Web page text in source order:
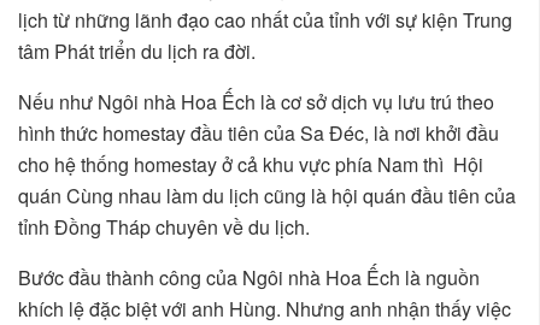
lịch từ những lãnh đạo cao nhất của tỉnh với sự kiện Trung
tâm Phát triển du lịch ra đời.
Nếu như Ngôi nhà Hoa Ếch là cơ sở dịch vụ lưu trú theo
hình thức homestay đầu tiên của Sa Đéc, là nơi khởi đầu
cho hệ thống homestay ở cả khu vực phía Nam thì Hội
quán Cùng nhau làm du lịch cũng là hội quán đầu tiên của
tỉnh Đồng Tháp chuyên về du lịch.
Bước đầu thành công của Ngôi nhà Hoa Ếch là nguồn
khích lệ đặc biệt với anh Hùng. Nhưng anh nhận thấy việc